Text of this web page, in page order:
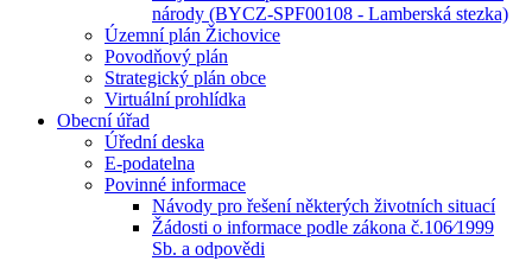
národy (BYCZ-SPF00108 - Lamberská stezka)
Územní plán Žichovice
Povodňový plán
Strategický plán obce
Virtuální prohlídka
Obecní úřad
Úřední deska
E-podatelna
Povinné informace
Návody pro řešení některých životních situací
Žádosti o informace podle zákona č.106⁄1999
Sb. a odpovědi